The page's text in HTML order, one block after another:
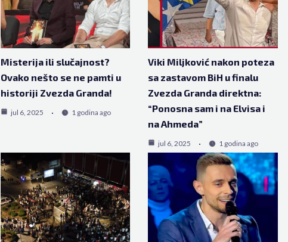
Misterija ili slučajnost?
Ovako nešto se ne pamti u
historiji Zvezda Granda!
jul 6, 2025 1 godina ago
Viki Miljković nakon poteza
sa zastavom BiH u finalu
Zvezda Granda direktna:
“Ponosna sam i na Elvisa i
na Ahmeda”
jul 6, 2025 1 godina ago